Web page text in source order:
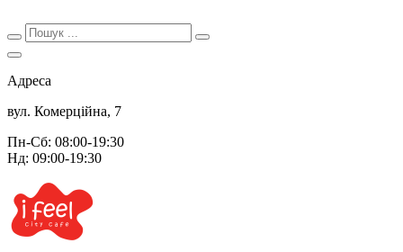
Адреса
вул. Комерційна, 7
Пн-Сб: 08:00-19:30
Нд: 09:00-19:30